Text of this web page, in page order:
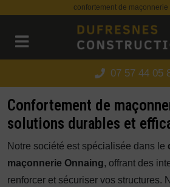
confortement de maçonnerie
07 57 44 05
Confortement de
solutions durables et
Notre société est spécialisée dans le
maçonnerie Onnaing, offrant des
renforcer et sécuriser vos structures.
Panneau de gestion des cookies